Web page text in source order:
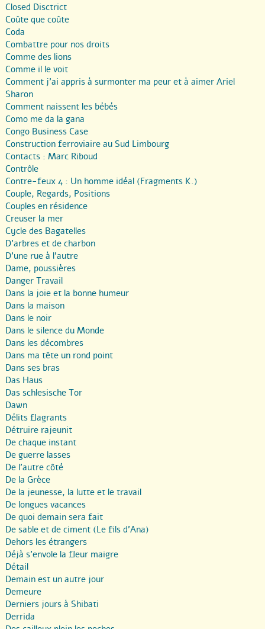
Closed Disctrict
Coûte que coûte
Coda
Combattre pour nos droits
Comme des lions
Comme il le voit
Comment j’ai appris à surmonter ma peur et à aimer Ariel
Sharon
Comment naissent les bébés
Como me da la gana
Congo Business Case
Construction ferroviaire au Sud Limbourg
Contacts : Marc Riboud
Contrôle
Contre-feux 4 : Un homme idéal (Fragments K.)
Couple, Regards, Positions
Couples en résidence
Creuser la mer
Cycle des Bagatelles
D’arbres et de charbon
D’une rue à l’autre
Dame, poussières
Danger Travail
Dans la joie et la bonne humeur
Dans la maison
Dans le noir
Dans le silence du Monde
Dans les décombres
Dans ma tête un rond point
Dans ses bras
Das Haus
Das schlesische Tor
Dawn
Délits flagrants
Détruire rajeunit
De chaque instant
De guerre lasses
De l’autre côté
De la Grèce
De la jeunesse, la lutte et le travail
De longues vacances
De quoi demain sera fait
De sable et de ciment (Le fils d’Ana)
Dehors les étrangers
Déjà s’envole la fleur maigre
Détail
Demain est un autre jour
Demeure
Derniers jours à Shibati
Derrida